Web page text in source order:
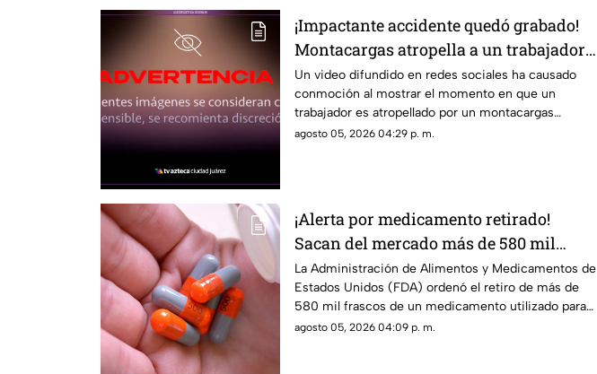
¡Impactante accidente quedó grabado!
Montacargas atropella a un trabajador
en una zona portuaria y el video se
vuelve viral
Un video difundido en redes sociales ha causado
conmoción al mostrar el momento en que un
trabajador es atropellado por un montacargas
mientras caminaba por una zona portuaria.
agosto 05, 2026 04:29 p. m.
¡Alerta por medicamento retirado!
Sacan del mercado más de 580 mil
frascos con pastillas para la presión
por posible riesgo de cáncer
La Administración de Alimentos y Medicamentos de
Estados Unidos (FDA) ordenó el retiro de más de
580 mil frascos de un medicamento utilizado para
tratar la presión arterial, luego de detectar una
agosto 05, 2026 04:09 p. m.